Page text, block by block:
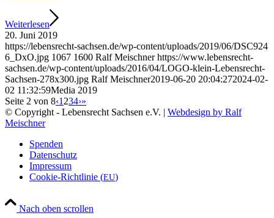
Wei­ter­le­sen
20. Juni 2019
https://​lebens​recht​-sach​sen​.de/​w​p​-​c​o​n​t​e​n​t​/​u​p​l​o​a​d​s​/​2​0​1​9​/​0​6​/​D​S​C​9​2​4​
6​_​D​x​O​.​jpg 1067 1600 Ralf Mei­sch­ner https://​www​.lebens​recht​-
sach​sen​.de/​w​p​-​c​o​n​t​e​n​t​/​u​p​l​o​a​d​s​/​2​0​1​6​/​0​4​/​L​O​G​O​-​k​l​e​i​n​-​L​e​b​e​n​s​r​e​c​h​t​-​
S​a​c​h​s​e​n​-​2​7​8​x​3​0​0​.​jpg Ralf Mei­sch­ner2019-06-20 20:04:272024-02-
02 11:32:59Media 2019
Sei­te 2 von 8‹1 234›»
© Copyright - Lebensrecht Sachsen e.V. | Webdesign by Ralf
Meischner
Spen­den
Daten­schutz
Impres­sum
Coo­kie-Rich­t­­li­­nie (EU)
Nach oben scrollen